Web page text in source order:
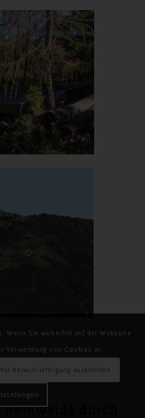
durch
Wenn Sie weiterhin auf der Webseite
Verwendung von Cookies zu.
Nur Benachrichtigung ausblenden